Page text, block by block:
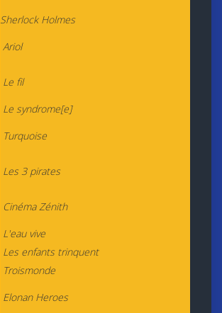
Sherlock Holmes
Ariol
Le fil
Le syndrome[e]
Turquoise
Les 3 pirates
Cinéma Zénith
L'eau vive
Les enfants trinquent
Troismonde
Elonan Heroes